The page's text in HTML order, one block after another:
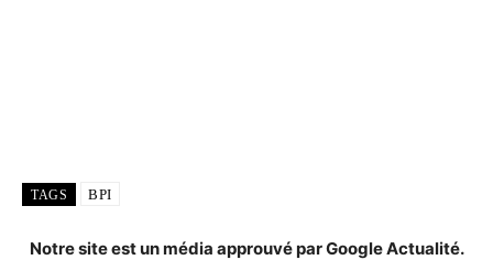
TAGS BPI
Notre site est un média approuvé par Google Actualité.